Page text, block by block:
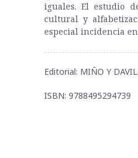
iguales. El estudio
cultural y
especial incidencia
Editorial: MIÑO Y
ISBN: 9788495294739